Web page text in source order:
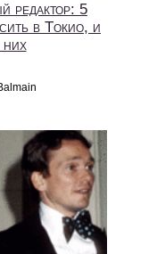
редактор: 5
в Токио, и
них